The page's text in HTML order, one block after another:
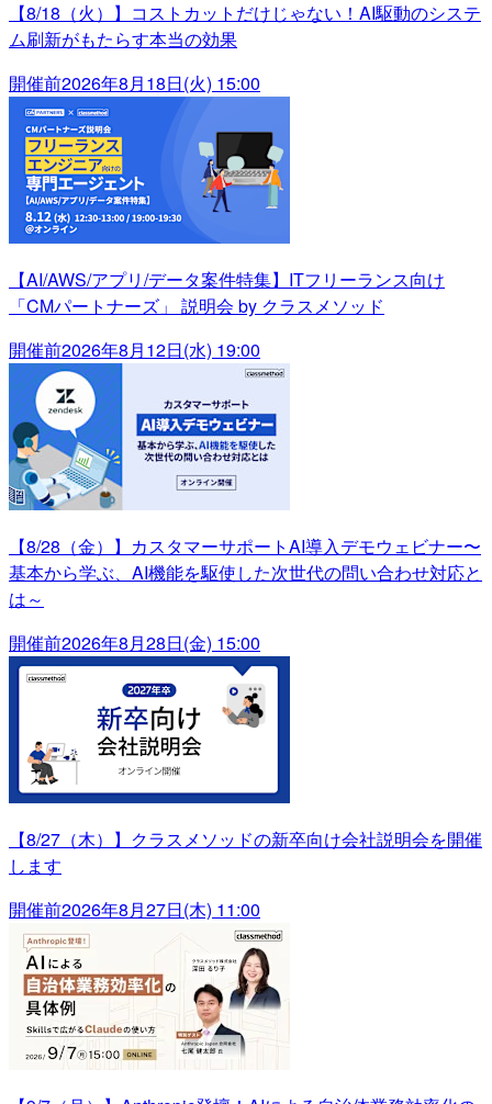
【8/18（火）】コストカットだけじゃない！AI駆動のシステ
ム刷新がもたらす本当の効果
開催前2026年8月18日(火) 15:00
【AI/AWS/アプリ/データ案件特集】ITフリーランス向け
「CMパートナーズ」 説明会 by クラスメソッド
開催前2026年8月12日(水) 19:00
【8/28（金）】カスタマーサポートAI導入デモウェビナー〜
基本から学ぶ、AI機能を駆使した次世代の問い合わせ対応と
は～
開催前2026年8月28日(金) 15:00
【8/27（木）】クラスメソッドの新卒向け会社説明会を開催
します
開催前2026年8月27日(木) 11:00